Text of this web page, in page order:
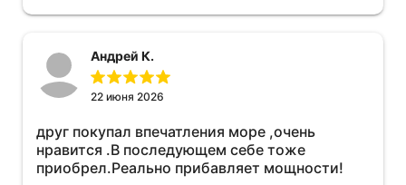
всё установилось по работе устройства
дополню позже ещё не проехал 120
км.Дополняю после пробега 120 км
более энергичный расход не
увеличился.Всем рекомендую к покупке.
Андрей К.
22 июня 2026
друг покупал впечатления море ,очень
нравится .В последующем себе тоже
приобрел.Реально прибавляет мощности!